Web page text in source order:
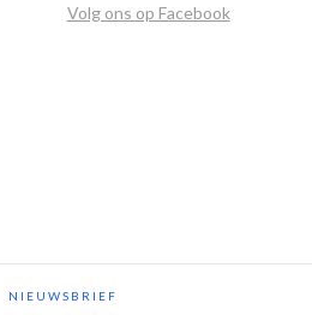
Volg ons op Facebook
NIEUWSBRIEF